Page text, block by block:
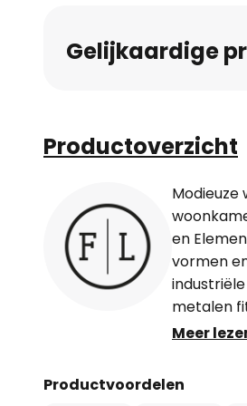
Gelijkaardige
Productoverzicht
Modieuze
en
vormen
metalen
aan een
Meer
Productvoordelen